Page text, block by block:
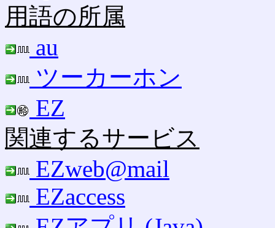
用語の所属
au
ツーカーホン
EZ
関連するサービス
EZweb@mail
EZaccess